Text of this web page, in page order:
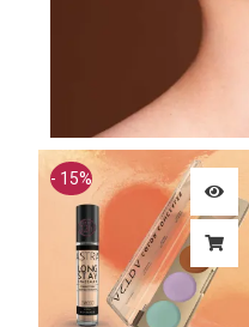
- 15%
prix
initial
était :
26,35 €.
Le
actuel
est :
22,50 €.